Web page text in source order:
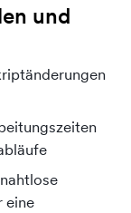
und
nahtlose
eine